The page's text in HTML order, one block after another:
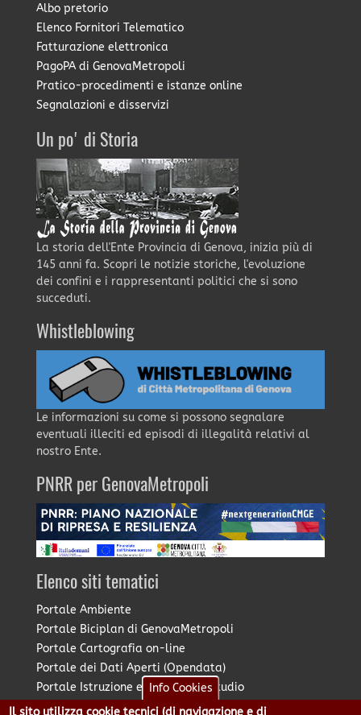
Albo pretorio
Elenco Fornitori Telematico
Fatturazione elettronica
PagoPA di GenovaMetropoli
Pratico-procedimenti e istanze online
Segnalazioni e disservizi
Un po' di Storia
La storia dell'Ente Provincia di Genova, inizia più di
145 anni fa. Scopri le notizie storiche, l'evoluzione
dei confini e i rappresentanti politici che si sono
succeduti.
Whistleblowing
Le informazioni su come si possono segnalare
eventuali illeciti ed episodi di illegalità relativi al
nostro Ente.
PNRR per GenovaMetropoli
Elenco siti tematici
Portale Ambiente
Portale Biciplan di GenovaMetropoli
Portale Cartografia on-line
Portale dei Dati Aperti (Opendata)
Portale Istruzione e Diritto allo Studio
Portale Marketing Territoriale
Info Cookies
Il sito utilizza cookie tecnici (di navigazione e di